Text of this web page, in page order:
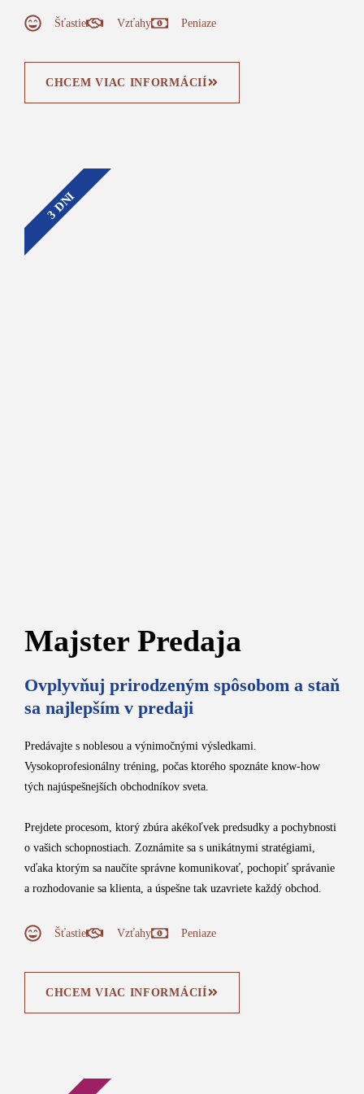
Šťastie Vzťahy Peniaze
CHCEM VIAC INFORMÁCIÍ
3 DNI
Majster Predaja
Ovplyvňuj prirodzeným spôsobom a staň
sa najlepším v predaji
Predávajte s noblesou a výnimočnými výsledkami.
Vysokoprofesionálny tréning, počas ktorého spoznáte know-how
tých najúspešnejších obchodníkov sveta.
Prejdete procesom, ktorý zbúra akékoľvek predsudky a pochybnosti
o vašich schopnostiach. Zoznámite sa s unikátnymi stratégiami,
vďaka ktorým sa naučíte správne komunikovať, pochopiť správanie
a rozhodovanie sa klienta, a úspešne tak uzavriete každý obchod.
Šťastie Vzťahy Peniaze
CHCEM VIAC INFORMÁCIÍ